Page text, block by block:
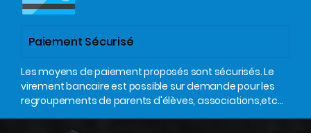
Paiement Sécurisé
Les moyens de paiement proposés sont sécurisés. Le
virement bancaire est possible sur demande pour les
regroupements de parents d'élèves, associations,etc...